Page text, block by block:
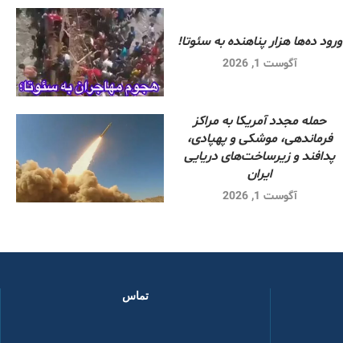
ورود ده‌ها هزار پناهنده به سئوتا!
آگوست 1, 2026
حمله مجدد آمریکا به مراکز
فرماندهی، موشکی و پهپادی،
پدافند و زیرساخت‌های دریایی
ایران
آگوست 1, 2026
تماس